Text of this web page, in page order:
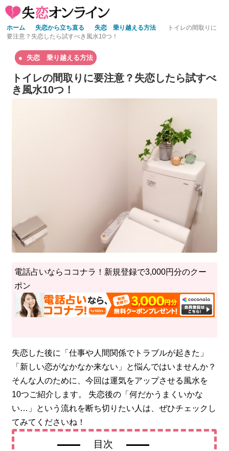
ホーム 失恋から立ち直る 失恋 乗り越える方法
トイレの間取りに
要注意？失恋したら試すべき風水10つ！
失恋 乗り越える方法
トイレの間取りに要注意？失恋したら試すべ
き風水10つ！
電話占いならココナラ！新規登録で3,000円分のクー
ポン
失恋した後に「仕事や人間関係でトラブルが起きた」
「新しい恋がなかなか来ない」と悩んではいませんか？
そんな人のために、今回は運気をアップさせる風水を
10つご紹介します。 失恋後の「何だかうまくいかな
い…」という流れを断ち切りたい人は、ぜひチェックし
てみてくださいね！
目次